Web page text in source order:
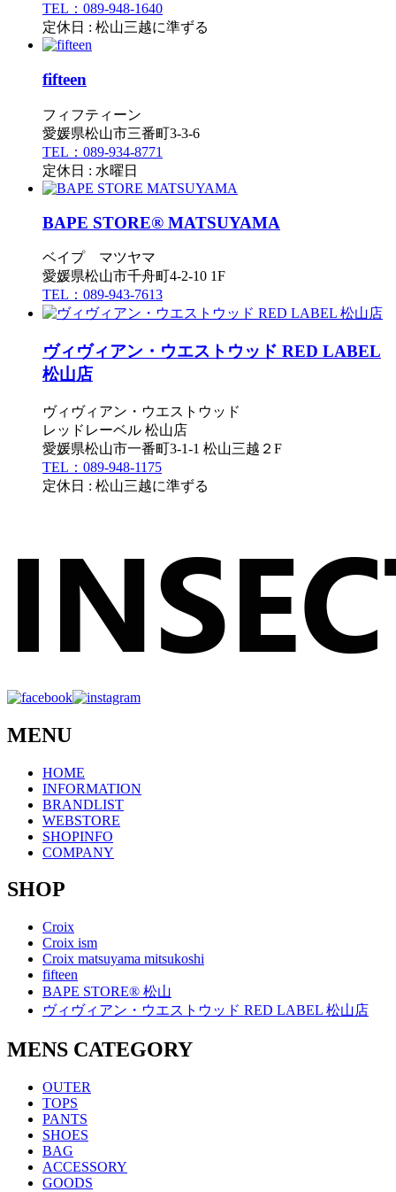
TEL：089-948-1640
定休日 : 松山三越に準ずる
fifteen
フィフティーン
愛媛県松山市三番町3-3-6
TEL：089-934-8771
定休日 : 水曜日
BAPE STORE® MATSUYAMA
ベイプ マツヤマ
愛媛県松山市千舟町4-2-10 1F
TEL：089-943-7613
ヴィヴィアン・ウエストウッド RED LABEL
松山店
ヴィヴィアン・ウエストウッド
レッドレーベル 松山店
愛媛県松山市一番町3-1-1 松山三越２F
TEL：089-948-1175
定休日 : 松山三越に準ずる
MENU
HOME
INFORMATION
BRANDLIST
WEBSTORE
SHOPINFO
COMPANY
SHOP
Croix
Croix ism
Croix matsuyama mitsukoshi
fifteen
BAPE STORE® 松山
ヴィヴィアン・ウエストウッド RED LABEL 松山店
MENS CATEGORY
OUTER
TOPS
PANTS
SHOES
BAG
ACCESSORY
GOODS